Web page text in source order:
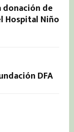
donación de
Hospital Niño
DFA